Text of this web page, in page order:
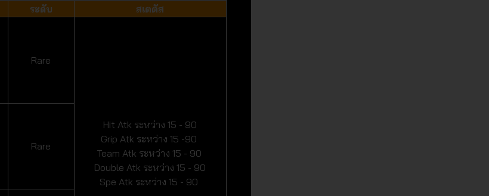
ระดับ สเตตัส
Rare
Hit Atk ระหว่าง 15 - 90
Grip Atk ระหว่าง 15 -90
Team Atk ระหว่าง 15 - 90
Double Atk ระหว่าง 15 - 90
Spe Atk ระหว่าง 15 - 90
Rare